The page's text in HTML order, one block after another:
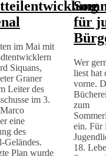
im Mai mit
Siquans,
Graner
Leiter des
im 3.
eine
des
Geländes.
Plan wurde
für
Wer
liest hat
vorne.
zum
ein. Für
18.